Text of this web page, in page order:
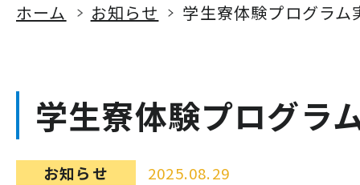
ホーム お知らせ 学生寮体験プログラム
学生寮体験プログラ
お知らせ 2025.08.29